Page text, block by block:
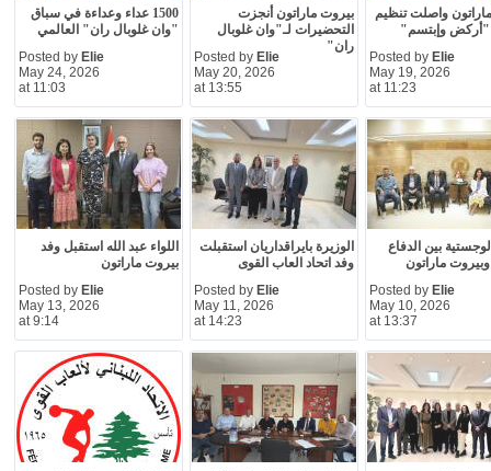
1500 عداء وعداءة في سباق
"وان غلوبال ران" العالمي
Posted by Elie
May 24, 2026
at 11:03
بيروت ماراتون أنجزت
التحضيرات لـ"وان غلوبال
ران"
Posted by Elie
May 20, 2026
at 13:55
واصلت تنظيم
وإبتسم"
Posted by Elie
May 19, 2026
at 11:23
اللواء عبد الله استقبل وفد
بيروت ماراتون
Posted by Elie
May 13, 2026
at 9:14
الوزيرة بايراقداريان استقبلت
وفد اتحاد العاب القوى
Posted by Elie
May 11, 2026
at 14:23
بين الدفاع
ماراتون
Posted by Elie
May 10, 2026
at 13:37